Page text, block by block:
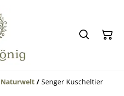
Naturwelt / Senger Kuscheltier